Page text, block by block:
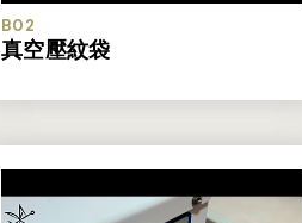
B02
真空壓紋袋